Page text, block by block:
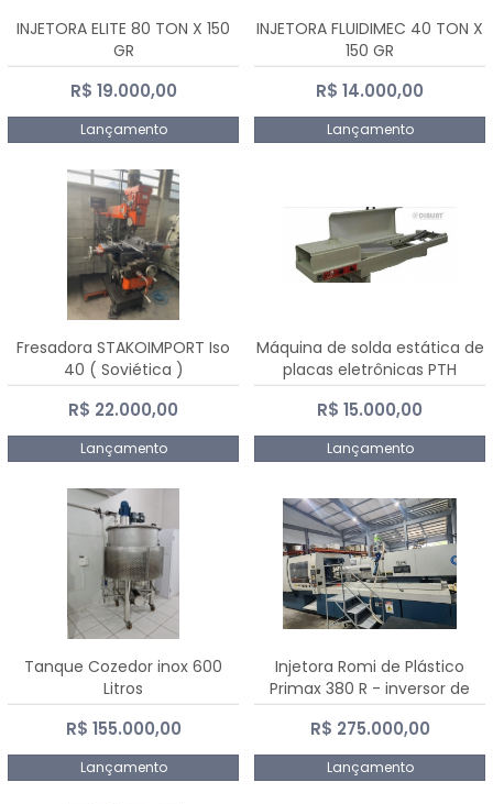
INJETORA ELITE 80 TON X 150
GR
R$ 19.000,00
Lançamento
INJETORA FLUIDIMEC 40 TON X
150 GR
R$ 14.000,00
Lançamento
Fresadora STAKOIMPORT Iso
40 ( Soviética )
R$ 22.000,00
Lançamento
Máquina de solda estática de
placas eletrônicas PTH
DIALSAT
R$ 15.000,00
Lançamento
Tanque Cozedor inox 600
Litros
R$ 155.000,00
Lançamento
Injetora Romi de Plástico
Primax 380 R - inversor de
frequência NR 12 - 2008
R$ 275.000,00
Lançamento